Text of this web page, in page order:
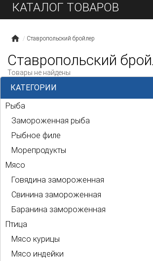
КАТАЛОГ ТОВАРОВ
Ставропольский бройлер
Ставропольский
Товары не найдены
КАТЕГОРИИ
Рыба
Замороженная рыба
Рыбное филе
Морепродукты
Мясо
Говядина замороженная
Свинина замороженная
Баранина замороженная
Птица
Мясо курицы
Мясо индейки